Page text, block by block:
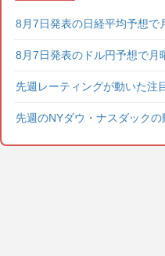
8月7日発表の日経平均予想で
8月7日発表のドル円予想で月
先週レーティングが動いた注
先週のNYダウ・ナスダックの